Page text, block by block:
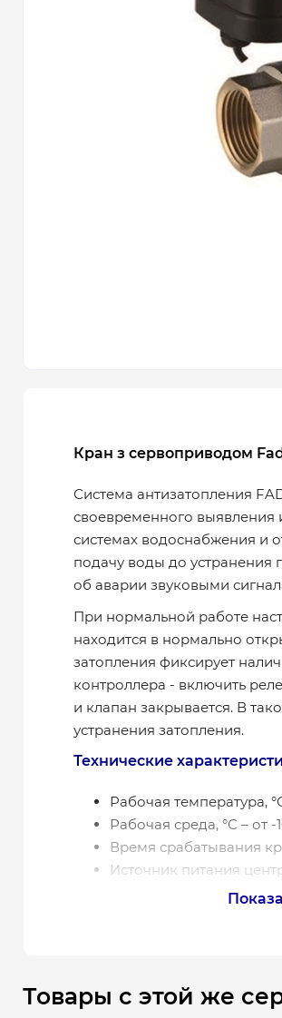
Кран з сервоприводом
Система антизатопления
своевременного выявления
системах водоснабжения и
подачу воды до
об аварии звуковыми
При нормальной работе
находится в нормально
затопления фиксирует
контроллера - включить
и клапан закрывается. В
устранения затопления.
Технические
Рабочая температура,
Рабочая среда, °С – от -
Время срабатывания
Источник питания
Кран с
Товары с этой же